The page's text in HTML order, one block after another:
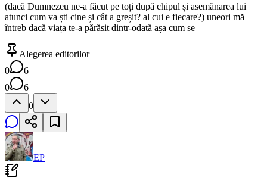
(dacă Dumnezeu ne-a făcut pe toți după chipul și asemănarea lui
atunci cum va ști cine și cât a greșit? al cui e fiecare?) uneori mă
întreb dacă viața te-a părăsit dintr-odată așa cum se
Alegerea editorilor
0
6
0
6
0
EP